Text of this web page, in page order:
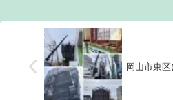
岡山市東